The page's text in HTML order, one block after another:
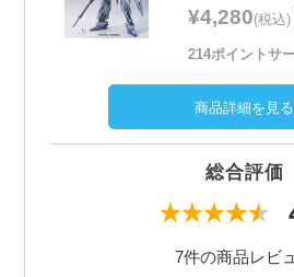
¥4,280(税込)
214ポイントサ
商品詳細を見る
総合評価
7件の商品レビ